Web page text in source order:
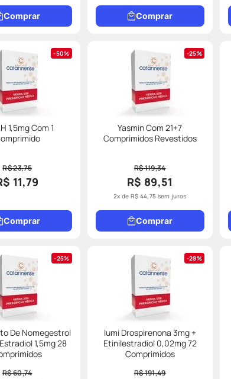
Comprar Comprar
50%
1,5mg Com 1
R$ 23,75
11,79
Comprar
25%
Yasmin Com 21+7
Comprimidos Revestidos
R$ 119,34
R$ 89,51
2x de R$ 44,75 sem juros
Comprar
25%
De Nomegestrol
1,5mg 28
R$ 60,74
28%
Iumi Drospirenona 3mg +
Etinilestradiol 0,02mg 72
Comprimidos
R$ 191,49